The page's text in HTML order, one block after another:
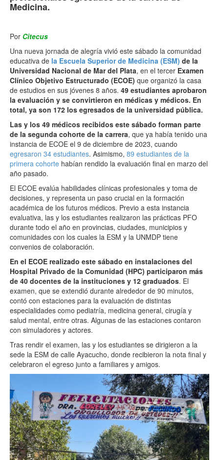
Medicina.
Por Citecus
Una nueva jornada de alegría vivió este sábado la comunidad
educativa de la Escuela Superior de Medicina (ESM) de la
Universidad Nacional de Mar del Plata, en el tercer Examen
Clínico Objetivo Estructurado (ECOE) que organizó la casa
de estudios en sus jóvenes 8 años. 49 estudiantes aprobaron
la evaluación y se convirtieron en médicas y médicos. En
total, ya son 172 los egresados de la universidad pública.
Las y los 49 médicos recibidos este sábado forman parte
de la segunda cohorte de la carrera, que ya había tenido una
instancia de ECOE el 9 de diciembre de 2023, cuando
egresaron 34 estudiantes. Asimismo, 89 estudiantes de la
primera cohorte habían rendido la evaluación final en marzo del
año pasado.
El ECOE evalúa habilidades clínicas profesionales y toma de
decisiones, y representa un paso crucial en la formación
académica de los futuros médicos. Previo a esta instancia
evaluativa, las y los estudiantes realizaron las prácticas PFO
durante todo el año en provincias, ciudades, municipios y
comunidades con los cuales la ESM y la UNMDP tiene
convenios de colaboración.
En el ECOE realizado este sábado en instalaciones del
Hospital Privado de la Comunidad (HPC) participaron más
de 40 docentes de la instituciones y 12 graduados. El
examen, que se extendió durante alrededor de 90 minutos,
contó con estaciones para la evaluación de distintas
especialidades como pediatría, medicina general, cirugía y
salud mental, entre otras. Algunas de las estaciones contaron
con simuladores y actores.
Tras rendir el examen, las y los estudiantes se dirigieron a la
sede la ESM de calle Ayacucho, donde recibieron la nota final y
celebraron el egreso junto a familiares y amigos.